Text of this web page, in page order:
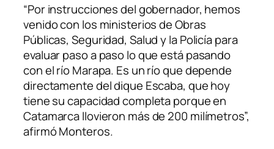
“Por instrucciones del gobernador, hemos
venido con los ministerios de Obras
Públicas, Seguridad, Salud y la Policía para
evaluar paso a paso lo que está pasando
con el río Marapa. Es un río que depende
directamente del dique Escaba, que hoy
tiene su capacidad completa porque en
Catamarca llovieron más de 200 milímetros”,
afirmó Monteros.